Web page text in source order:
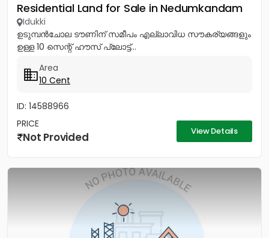
Residential Land for Sale in Nedumkandam
Idukki
ഉടുമ്പൻചോല ടൗണിന് സമീപം എല്ലാവിധ സൗകര്യങ്ങളും
ഉള്ള 10 സെന്റ് ഹൗസ് പ്ലോട്ട്...
Area
10 Cent
ID: 14588966
PRICE
Not Provided View Details